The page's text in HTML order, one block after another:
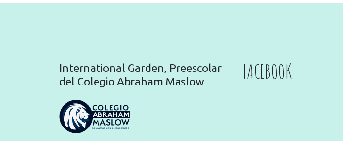
International Garden, Preescolar
del Colegio Abraham Maslow
FACEBOOK